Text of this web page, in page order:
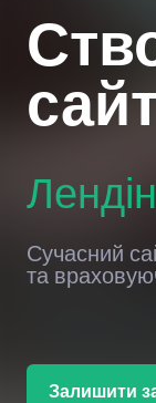
Сучасний
та
Залишити